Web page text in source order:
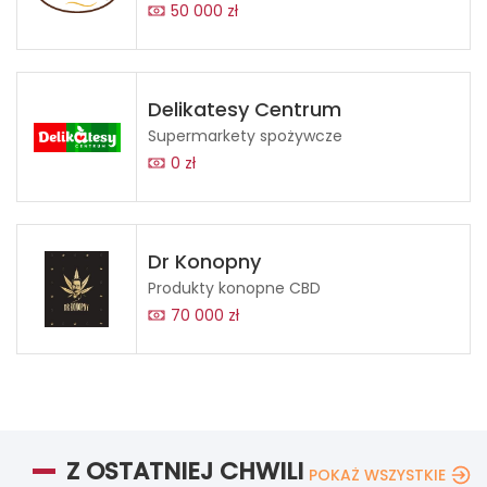
50 000 zł
Delikatesy Centrum
Supermarkety spożywcze
0 zł
Dr Konopny
Produkty konopne CBD
70 000 zł
Z OSTATNIEJ CHWILI POKAŻ WSZYSTKIE